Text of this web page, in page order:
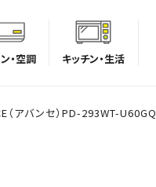
・空調 キッチン・生活
アバンセ）PD-293WT-U60GQ